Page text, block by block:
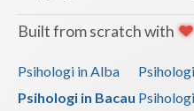
Built from scratch with
Psihologi in Alba
Psihologi in Bacau